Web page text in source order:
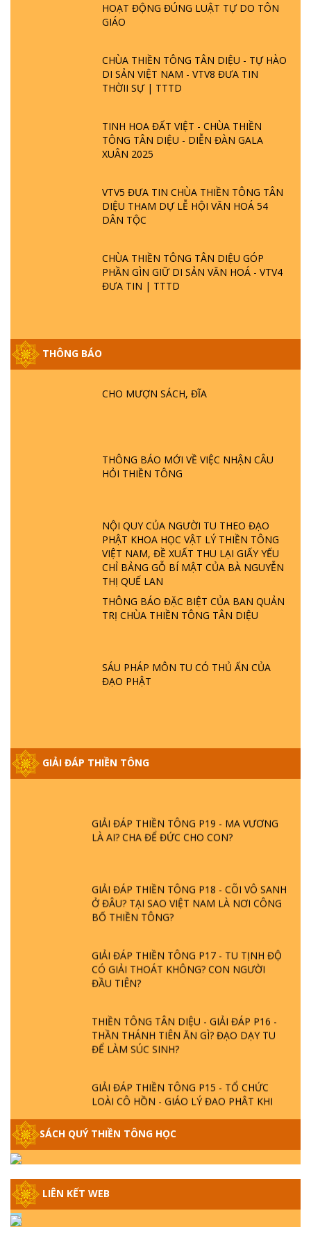
HOẠT ĐỘNG ĐÚNG LUẬT TỰ DO TÔN
GIÁO
CHÙA THIỀN TÔNG TÂN DIỆU - TỰ HÀO
DI SẢN VIỆT NAM - VTV8 ĐƯA TIN
THỜII SỰ | TTTD
TINH HOA ĐẤT VIỆT - CHÙA THIỀN
TÔNG TÂN DIỆU - DIỄN ĐÀN GALA
XUÂN 2025
VTV5 ĐƯA TIN CHÙA THIỀN TÔNG TÂN
DIỆU THAM DỰ LỄ HỘI VĂN HOÁ 54
DÂN TỘC
CHÙA THIỀN TÔNG TÂN DIỆU GÓP
PHẦN GÌN GIỮ DI SẢN VĂN HOÁ - VTV4
ĐƯA TIN | TTTD
THÔNG BÁO
CHO MƯỢN SÁCH, ĐĨA
THÔNG BÁO MỚI VỀ VIỆC NHẬN CÂU
HỎI THIỀN TÔNG
NỘI QUY CỦA NGƯỜI TU THEO ĐẠO
PHẬT KHOA HỌC VẬT LÝ THIỀN TÔNG
VIỆT NAM, ĐỀ XUẤT THU LẠI GIẤY YẾU
CHỈ BẢNG GỖ BÍ MẬT CỦA BÀ NGUYỄN
THỊ QUẾ LAN
THÔNG BÁO ĐẶC BIỆT CỦA BAN QUẢN
TRỊ CHÙA THIỀN TÔNG TÂN DIỆU
SÁU PHÁP MÔN TU CÓ THỦ ẤN CỦA
ĐẠO PHẬT
GIẢI ĐÁP THIỀN TÔNG
GIẢI ĐÁP ĐẶC BIỆT P25 - SUỐT 49 NĂM
TTTD
GIẢI ĐÁP THIỀN TÔNG ĐẶC BIỆT P22 - TẠI
SAO TRÁI ĐẤT NHIỀU THIÊN TAI - LŨ LỤT
- HỎA HOẠN | TTTD
GIẢI ĐÁP THIỀN TÔNG ĐẶC BIỆT P21 - TẠI
GIẢI ĐÁP VỀ LỄ TIỄN THIỀN TÔNG SƯ
GIẢI ĐÁP THIỀN TÔNG ĐẶC BIỆT PHẦN 20
- BÁC NGUYỄN NHÂN LÀ AI? PHIỀN NÃO
DO ĐÂU MÀ CÓ?
GIẢI ĐÁP THIỀN TÔNG P19 - MA VƯƠNG
LÀ AI? CHA ĐỂ ĐỨC CHO CON?
GIẢI ĐÁP THIỀN TÔNG P18 - CÕI VÔ SANH
Ở ĐÂU? TẠI SAO VIỆT NAM LÀ NƠI CÔNG
BỐ THIỀN TÔNG?
GIẢI ĐÁP THIỀN TÔNG P17 - TU TỊNH ĐỘ
CÓ GIẢI THOÁT KHÔNG? CON NGƯỜI
ĐẦU TIÊN?
THIỀN TÔNG TÂN DIỆU - GIẢI ĐÁP P16 -
THẦN THÁNH TIÊN ĂN GÌ? ĐẠO DẠY TU
ĐỂ LÀM SÚC SINH?
GIẢI ĐÁP THIỀN TÔNG P15 - TỔ CHỨC
LOÀI CÔ HỒN - GIÁO LÝ ĐẠO PHẬT KHI
NÀO XUẤT BẢN
GIẢI ĐÁP THIỀN TÔNG ĐẶC BIỆT - P13 -
CON NGƯỜI TU THÀNH PHẬT ĐƯỢC
SÁCH QUÝ THIỀN TÔNG HỌC
LIÊN KẾT WEB